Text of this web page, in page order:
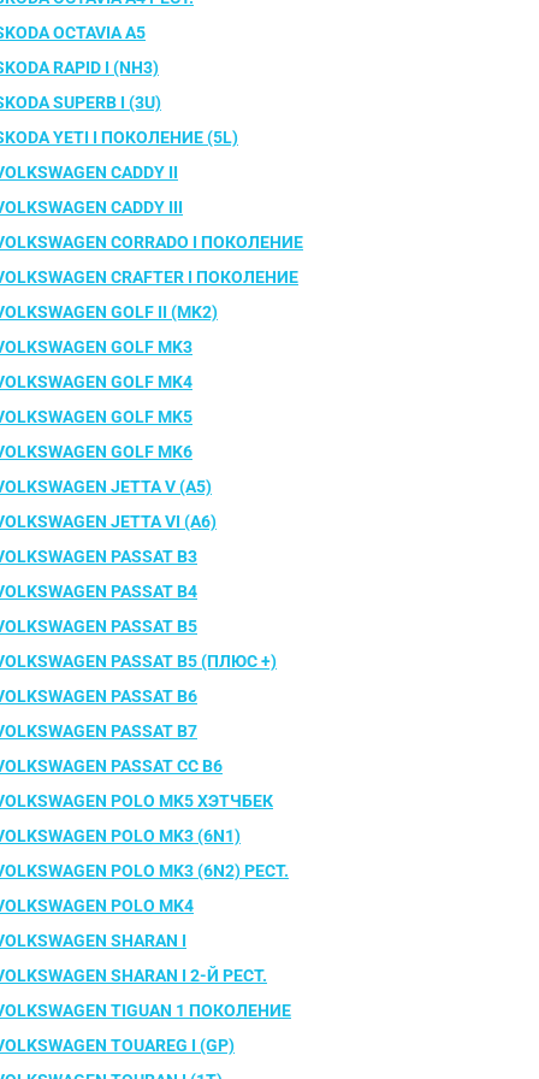
OCTAVIA A5
RAPID I (NH3)
SUPERB I (3U)
YETI I ПОКОЛЕНИЕ (5L)
CADDY II
CADDY III
CORRADO I ПОКОЛЕНИЕ
CRAFTER I ПОКОЛЕНИЕ
GOLF II (MK2)
GOLF MK3
GOLF MK4
GOLF MK5
GOLF MK6
JETTA V (A5)
JETTA VI (A6)
PASSAT B3
PASSAT B4
PASSAT B5
PASSAT B5 (ПЛЮС +)
PASSAT B6
PASSAT B7
PASSAT CC B6
POLO MK5 ХЭТЧБЕК
POLO MK3 (6N1)
POLO MK3 (6N2) РЕСТ.
POLO MK4
SHARAN I
SHARAN I 2-Й РЕСТ.
TIGUAN 1 ПОКОЛЕНИЕ
TOUAREG I (GP)